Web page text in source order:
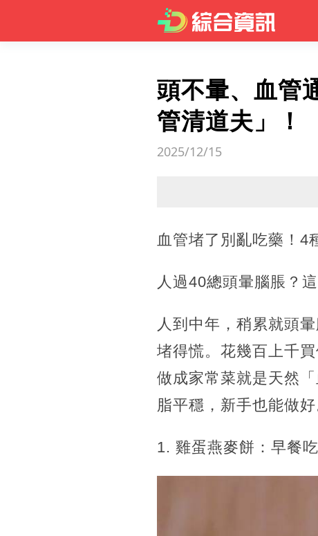
頭不暈、血管
管清道夫」！
2025/12/15
血管堵了別亂吃藥！4
人過40總頭暈腦脹？
人到中年，稍累就頭
堵得慌。花幾百上千
做成家常菜就是天然
脂平穩，新手也能做好
1. 雞蛋燕麥餅：早餐